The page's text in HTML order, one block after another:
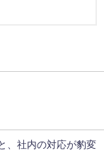
、社内の対応が豹変